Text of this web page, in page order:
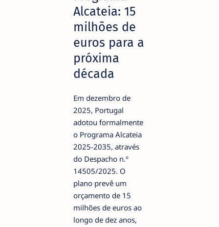
Alcateia: 15
milhões de
euros para a
próxima
década
Em dezembro de
2025, Portugal
adotou formalmente
o Programa Alcateia
2025-2035, através
do Despacho n.º
14505/2025. O
plano prevê um
orçamento de 15
milhões de euros ao
longo de dez anos,